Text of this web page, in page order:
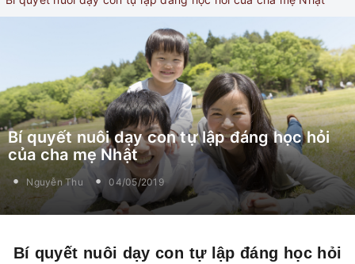
Bí quyết nuôi dạy con tự lập đáng học hỏi
của cha mẹ Nhật
Nguyễn Thu 04/05/2019
Bí quyết nuôi dạy con tự lập đáng học hỏi